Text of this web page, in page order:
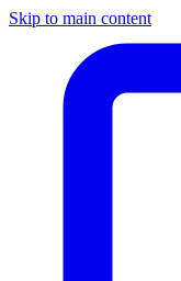
Skip to main content